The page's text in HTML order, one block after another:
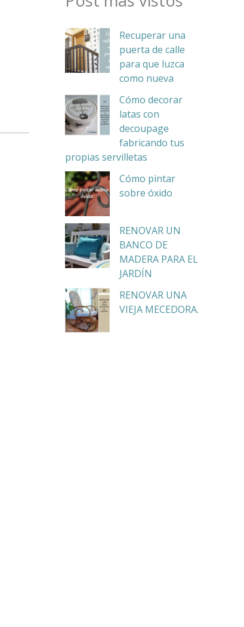
Recuperar una
puerta de calle
para que luzca
como nueva
Cómo decorar
latas con
decoupage
fabricando tus
propias servilletas
Cómo pintar
sobre óxido
RENOVAR UN
BANCO DE
MADERA PARA EL
JARDÍN
RENOVAR UNA
VIEJA MECEDORA.